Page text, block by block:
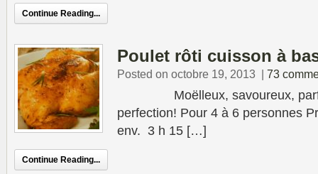
Continue Reading...
Poulet rôti cuisson à
Posted on octobre 19, 2013 | 73
Moëlleux, savoureux,
perfection! Pour 4 à 6 personnes
env. 3 h 15 […]
Continue Reading...